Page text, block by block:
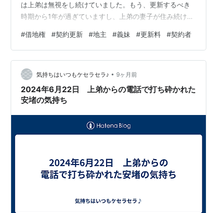
は上弟は無視をし続けていました。もう、更新するべき
時期から1年が過ぎていますし、上弟の妻子が住み続けて
す。 上弟に訊いても答えてくれないので、こちらから地
主さんに確認するしかないと思い、下弟と一緒に地主さ
ん宅に伺うことにしました。東京の共同住宅が建てられ
ている土地のすぐ隣には、時間貸しの駐車場があったの
で、私と下弟はそこで待ち合わせて合流しました。 先
ず、私と下弟は二人で地主さんの自宅に向…
#借地権 #契約更新 #地主 #義妹 #更新料 #契約者
気持ちはいつもケセラセラ♪ • 9ヶ月前
2024年6月22日 上弟からの電話で打ち砕かれた
安堵の気持ち